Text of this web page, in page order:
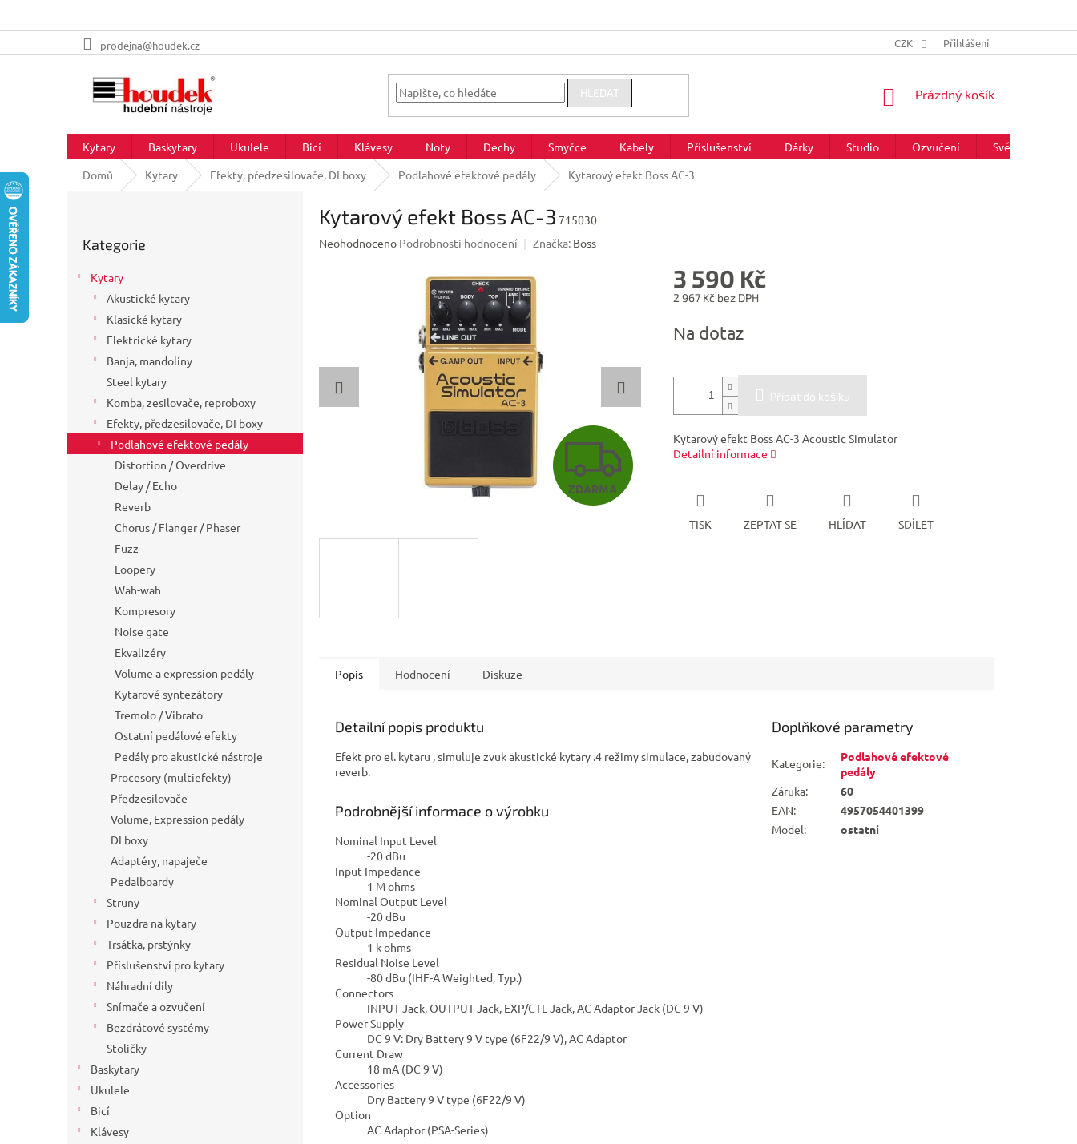
na
prodejna@houdek.cz CZK Přihlášení
HLEDAT
NÁKUPNÍ
Prázdný košík
Kytary Baskytary Ukulele Bicí Klávesy Noty Dechy Smyčce Kabely Příslušenství Dárky Studio Ozvučení Světla
Domů
Kytary Efekty, předzesilovače, DI boxy Podlahové efektové pedály Kytarový efekt Boss AC-3
l
kategorie
Kategorie
Kytary
Akustické kytary
Klasické kytary
Elektrické kytary
Banja, mandolíny
Steel kytary
Komba, zesilovače, reproboxy
Efekty, předzesilovače, DI boxy
Podlahové efektové pedály
Distortion / Overdrive
Delay / Echo
Reverb
Chorus / Flanger / Phaser
Fuzz
Loopery
Wah-wah
Kompresory
Noise gate
Ekvalizéry
Volume a expression pedály
Kytarové syntezátory
Tremolo / Vibrato
Ostatní pedálové efekty
Pedály pro akustické nástroje
Procesory (multiefekty)
Předzesilovače
Volume, Expression pedály
DI boxy
Adaptéry, napaječe
Pedalboardy
Struny
Pouzdra na kytary
Trsátka, prstýnky
Příslušenství pro kytary
Náhradní díly
Snímače a ozvučení
Bezdrátové systémy
Stoličky
Baskytary
Ukulele
Bicí
Klávesy
Kytarový efekt Boss AC-3 715030
Průměrné
Neohodnoceno Podrobnosti hodnocení Značka: Boss
Z
D
A
ZDARMA
3 590 Kč
2 967 Kč bez DPH
cena:
Na dotaz
Přidat do košíku
Kytarový efekt Boss AC-3 Acoustic Simulator
Detailní informace
TISK ZEPTAT SE HLÍDAT SDÍLET
Popis Hodnocení Diskuze
Detailní popis produktu
Efekt pro el. kytaru , simuluje zvuk akustické kytary .4 režimy simulace, zabudovaný
reverb.
Podrobnější informace o výrobku
Nominal Input Level
-20 dBu
Input Impedance
1 M ohms
Nominal Output Level
-20 dBu
Output Impedance
1 k ohms
Residual Noise Level
-80 dBu (IHF-A Weighted, Typ.)
Connectors
INPUT Jack, OUTPUT Jack, EXP/CTL Jack, AC Adaptor Jack (DC 9 V)
Power Supply
DC 9 V: Dry Battery 9 V type (6F22/9 V), AC Adaptor
Current Draw
18 mA (DC 9 V)
Accessories
Dry Battery 9 V type (6F22/9 V)
Option
AC Adaptor (PSA-Series)
Doplňkové parametry
Kategorie:
Podlahové efektové
pedály
Záruka:
60
EAN:
4957054401399
Model: ostatní